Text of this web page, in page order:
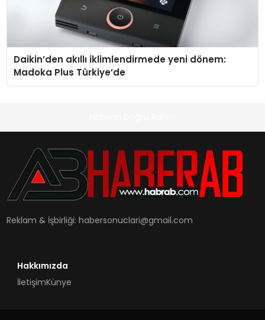
Daikin’den akıllı iklimlendirmede yeni dönem:
Madoka Plus Türkiye’de
Reklam & İşbirliği:habersonuclari@gmail.com
Hakkımızda
İletişimKünye